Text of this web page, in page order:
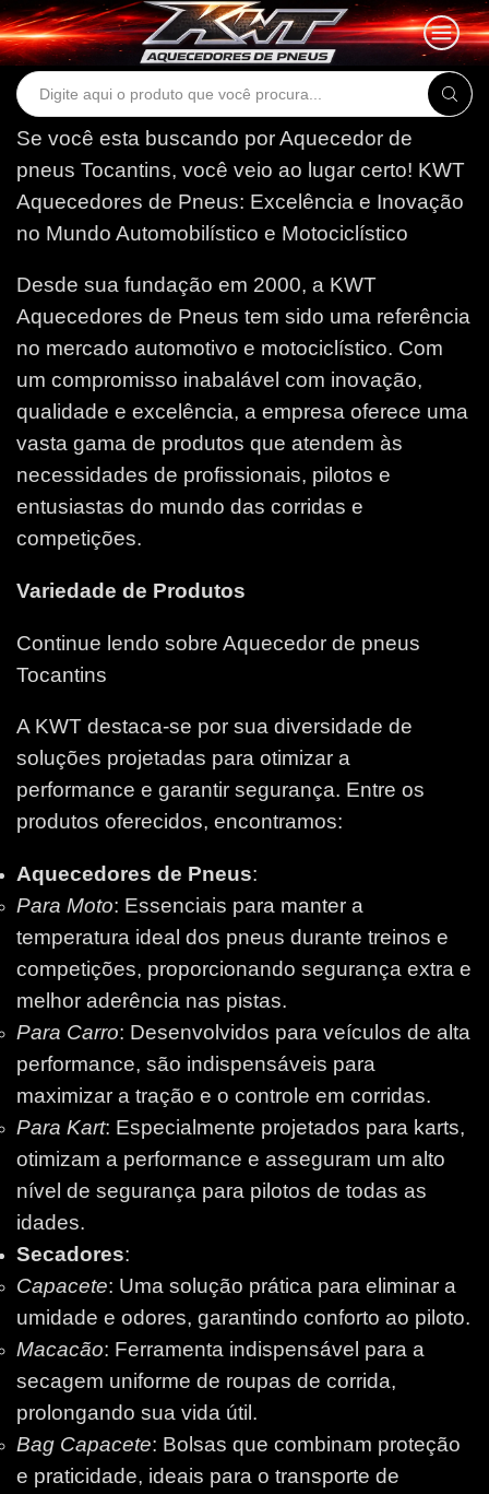
Search
Se você esta buscando por Aquecedor de
pneus Tocantins, você veio ao lugar certo! KWT
Aquecedores de Pneus: Excelência e Inovação
no Mundo Automobilístico e Motociclístico
Desde sua fundação em 2000, a KWT
Aquecedores de Pneus tem sido uma referência
no mercado automotivo e motociclístico. Com
um compromisso inabalável com inovação,
qualidade e excelência, a empresa oferece uma
vasta gama de produtos que atendem às
necessidades de profissionais, pilotos e
entusiastas do mundo das corridas e
competições.
Variedade de Produtos
Continue lendo sobre Aquecedor de pneus
Tocantins
A KWT destaca-se por sua diversidade de
soluções projetadas para otimizar a
performance e garantir segurança. Entre os
produtos oferecidos, encontramos:
Aquecedores de Pneus:
Para Moto: Essenciais para manter a
temperatura ideal dos pneus durante treinos e
competições, proporcionando segurança extra e
melhor aderência nas pistas.
Para Carro: Desenvolvidos para veículos de alta
performance, são indispensáveis para
maximizar a tração e o controle em corridas.
Para Kart: Especialmente projetados para karts,
otimizam a performance e asseguram um alto
nível de segurança para pilotos de todas as
idades.
Secadores:
Capacete: Uma solução prática para eliminar a
umidade e odores, garantindo conforto ao piloto.
Macacão: Ferramenta indispensável para a
secagem uniforme de roupas de corrida,
prolongando sua vida útil.
Bag Capacete: Bolsas que combinam proteção
e praticidade, ideais para o transporte de